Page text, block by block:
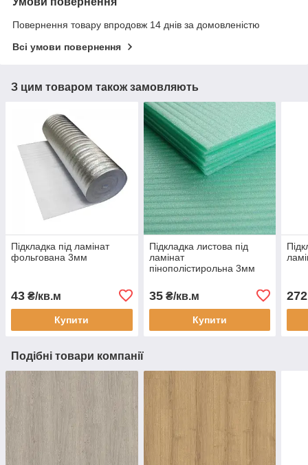
Повернення товару впродовж 14 днів за домовленістю
Всі умови повернення
З цим товаром також замовляють
Підкладка під ламінат
фольгована 3мм
43 ₴/кв.м
Купити
Підкладка листова під
ламінат
пінополістирольна 3мм
35₴/кв.м
Купити
272
Подібні товари компанії